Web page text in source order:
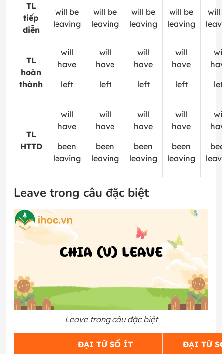
TL
tiếp
diễn
will be
leaving
will be
leaving
will be
leaving
will be
leaving
will
TL
hoàn
thành
will
have
left
will
have
left
will
have
left
will
have
left
TL
HTTD
will
have
been
leaving
will
have
been
leaving
will
have
been
leaving
will
have
been
leaving
Leave trong câu đặc biệt
Leave trong câu đặc biệt
ĐẠI TỪ SỐ ÍT ĐẠI TỪ